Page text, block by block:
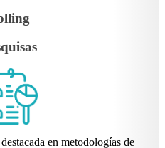
en metodologías de